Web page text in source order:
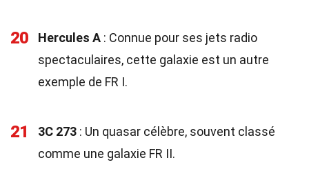
20 Hercules A : Connue pour ses jets radio
spectaculaires, cette galaxie est un autre
exemple de FR I.
21 3C 273 : Un quasar célèbre, souvent classé
comme une galaxie FR II.